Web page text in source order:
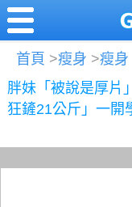
首頁 >瘦身 >瘦身
胖妹「被說是厚片
狂鏟21公斤」一開